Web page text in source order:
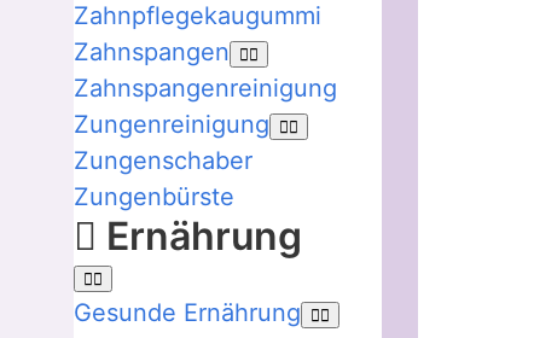
Zahnpflegekaugummi
Zahnspangen
Zahnspangenreinigung
Zungenreinigung
Zungenschaber
Zungenbürste
Ernährung
Gesunde Ernährung